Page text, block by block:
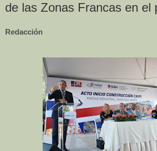
de las Zonas Francas en el
Redacción